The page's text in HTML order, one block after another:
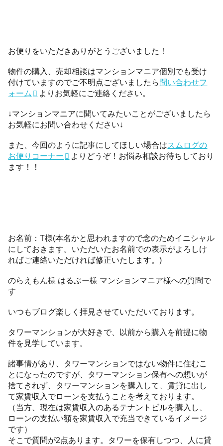
お便りをいただきありがとうございました！
物件の購入、売却相談はマンションマニア個別でも受け
付けていますのでご不明点ございましたら問い合わせフ
ォーム
よりお気軽にご連絡ください。
↓マンションマニアに聞いてみたいことがございましたら
お気軽にお問い合わせください↓
また、今回のように記事にしてほしい場合はスムログの
お便りコーナー
よりどうぞ！お悩み相談お待ちしており
ます！！
お名前：T様(本名かと思われますので念のためイニシャル
にしておきます。いただいたお名前での表示がよろしけ
ればご連絡いただければ修正いたします。)
のらえもん様 はるぶー様 マンションマニア様への質問で
す
いつもブログ楽しく拝見させていただいております。
タワーマンションが大好きで、以前から購入を前提に物
件を見学しています。
諸事情があり、タワーマンションではない物件に住むこ
とになったのですが、タワーマンション保有への想いが
捨てきれず、タワーマンションを購入して、賃貸に出し
て家賃収入でローンを支払うことを考えております。
（当方、現在は家賃収入のあるテナントビルを購入し、
ローンの支払い額を家賃収入で充当できているイメージ
です）
そこで質問が2点あります。タワーを保有しつつ、人に貸